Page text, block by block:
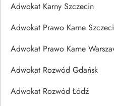
Adwokat Karny Szczecin
Adwokat Prawo Karne
Adwokat Prawo Karne
Adwokat Rozwód Gdańsk
Adwokat Rozwód Łódź